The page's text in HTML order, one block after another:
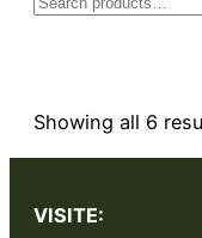
Showing all 6
VISITE: